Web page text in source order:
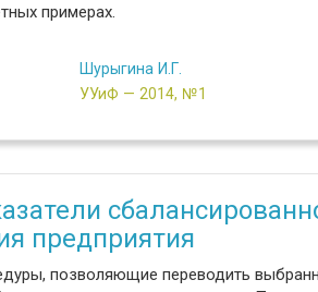
примерах.
Шурыгина И.Г.
УУиФ — 2014, №1
предприятия
позволяющие переводить